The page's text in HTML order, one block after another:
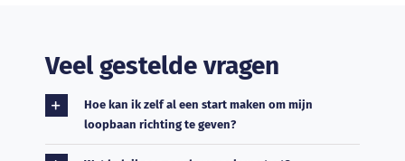
Veel gestelde vragen
Hoe kan ik zelf al een start maken om mijn
loopbaan richting te geven?